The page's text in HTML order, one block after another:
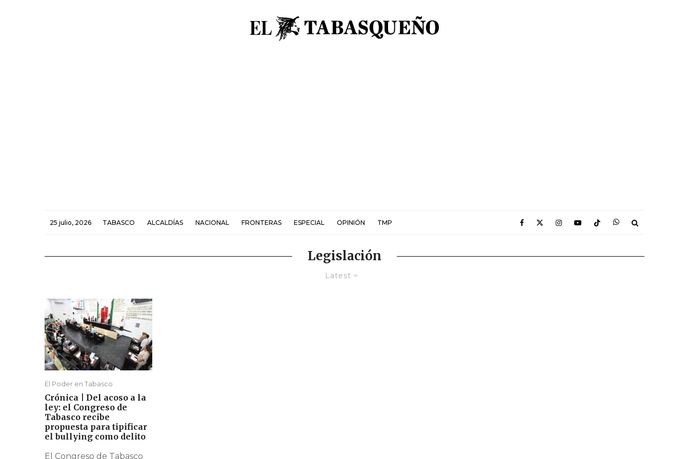
25 julio, 2026 TABASCO ALCALDÍAS NACIONAL FRONTERAS ESPECIAL OPINIÓN TMP
Legislación
Latest
El Poder en Tabasco
Crónica | Del acoso a la
ley: el Congreso de
Tabasco recibe
propuesta para tipificar
el bullying como delito
El Congreso de Tabasco